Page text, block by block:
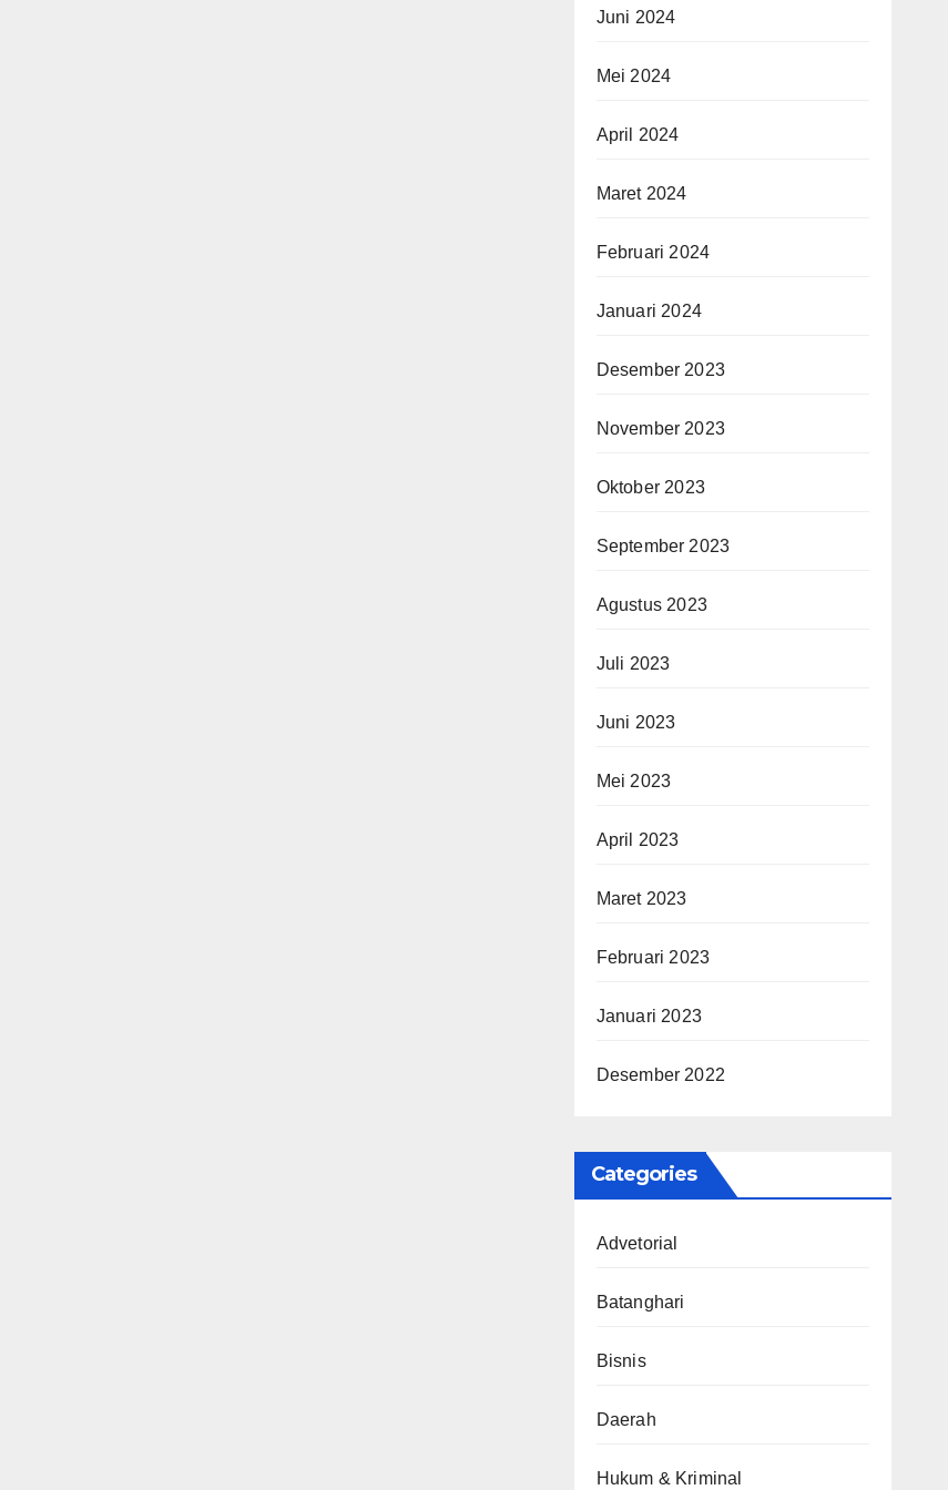
Juni 2024
Mei 2024
April 2024
Maret 2024
Februari 2024
Januari 2024
Desember 2023
November 2023
Oktober 2023
September 2023
Agustus 2023
Juli 2023
Juni 2023
Mei 2023
April 2023
Maret 2023
Februari 2023
Januari 2023
Desember 2022
Categories
Advetorial
Batanghari
Bisnis
Daerah
Hukum & Kriminal